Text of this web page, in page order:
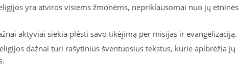
yra atviros visiems žmonėms, nepriklausomai nuo jų etninės
aktyviai siekia plėsti savo tikėjimą per misijas ir evangelizaciją.
dažnai turi rašytinius šventuosius tekstus, kurie apibrėžia jų